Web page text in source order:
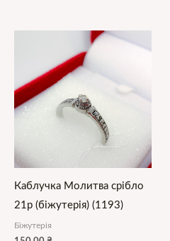
Каблучка Молитва срібло
21р (біжутерія) (1193)
Біжутерія